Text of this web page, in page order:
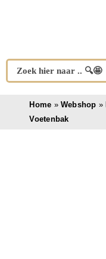
Home » Webshop »
Voetenbak